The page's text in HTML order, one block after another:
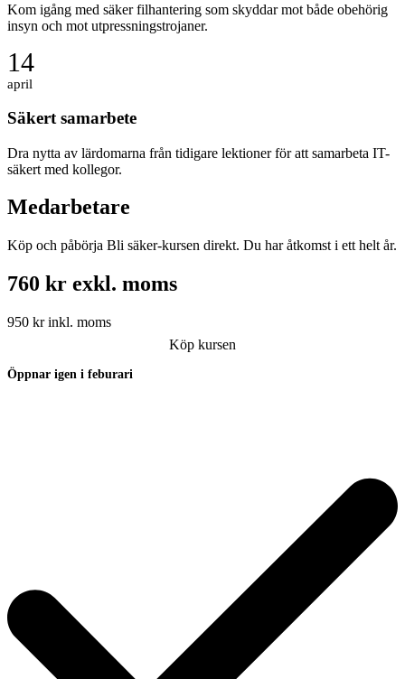
Kom igång med säker filhantering som skyddar mot både obehörig
insyn och mot utpressningstrojaner.
14
april
Säkert samarbete
Dra nytta av lärdomarna från tidigare lektioner för att samarbeta IT-
säkert med kollegor.
Medarbetare
Köp och påbörja Bli säker-kursen direkt. Du har åtkomst i ett helt år.
760 kr exkl. moms
950 kr inkl. moms
Köp kursen
Öppnar igen i feburari